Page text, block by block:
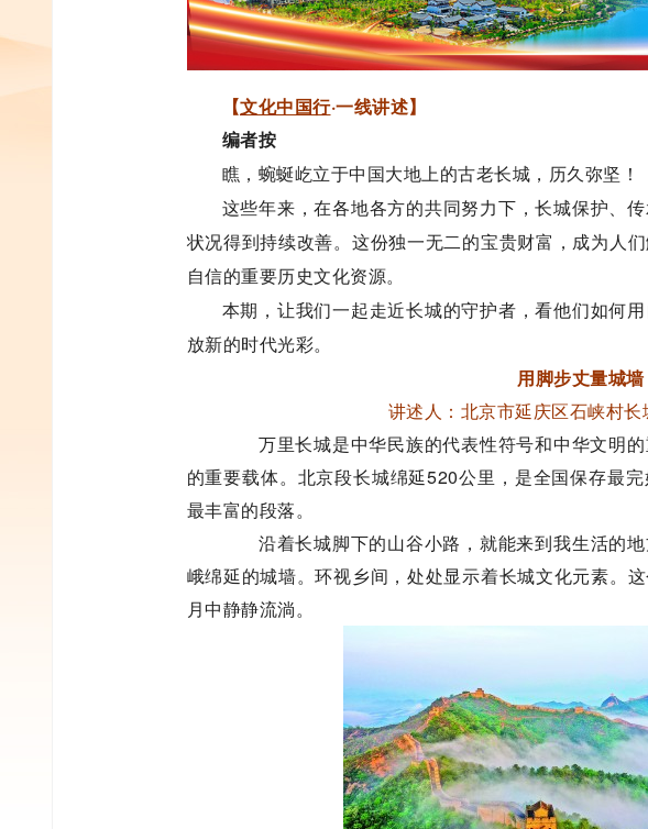
【文化中国行·一线讲述】
编者按
瞧，蜿蜒屹立于中国大地上的古老长城，历久弥坚！
这些年来，在各地各方的共同努力下，长城保护、
状况得到持续改善。这份独一无二的宝贵财富，成为人
自信的重要历史文化资源。
本期，让我们一起走近长城的守护者，看他们如何
放新的时代光彩。
用脚步丈量城墙
讲述人：北京市延庆区石峡村
万里长城是中华民族的代表性符号和中华文明的
的重要载体。北京段长城绵延520公里，是全国保存最
最丰富的段落。
沿着长城脚下的山谷小路，就能来到我生活的
峨绵延的城墙。环视乡间，处处显示着长城文化元素。
月中静静流淌。